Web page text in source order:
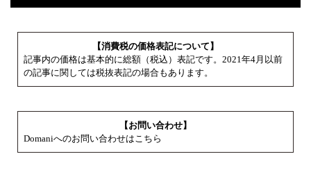
【消費税の価格表記について】
記事内の価格は基本的に総額（税込）表記です。2021年4月以前
の記事に関しては税抜表記の場合もあります。
【お問い合わせ】
Domaniへのお問い合わせはこちら